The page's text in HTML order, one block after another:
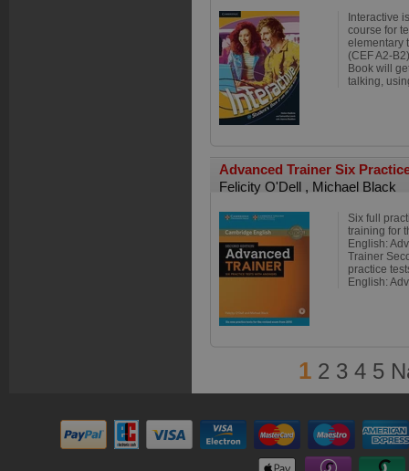
Interactive
course for
elementary
(CEF A2-
Book will
talking,
Advanced Trainer Six
Felicity O'Dell , Michael Black
Six full
training for
English:
Trainer
practice
English: Adv
1 2 3 4 5